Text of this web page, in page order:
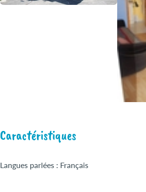
Caractéristiques
Langues parlées : Français